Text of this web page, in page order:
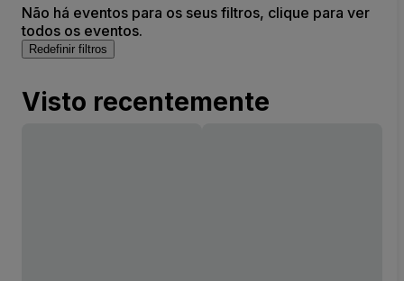
Não há eventos para os seus filtros, clique para ver
todos os eventos.
Redefinir filtros
Visto recentemente